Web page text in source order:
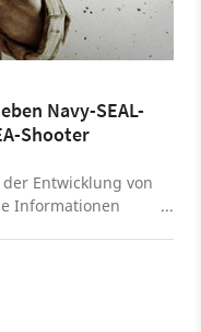
Navy-SEAL-
Shooter
Entwicklung von
Informationen